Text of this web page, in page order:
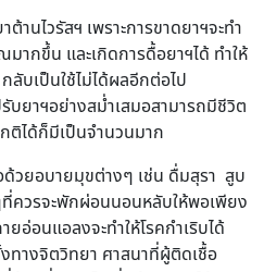
านไวรัสฯ เพราะการขาดยาฯจะทำ
มากขึ้น และเกิดการดื้อยาฯได้ ทำให้
ลับเป็นใช้ไม่ได้ผลอีกต่อไป
บยาฯอย่างสม่ำเสมอสามารถมีชีวิต
ติได้ก็มีเป็นจำนวนมาก
ด้วยอบายมุขต่างๆ เช่น ดื่มสุรา สูบ
ควรจะพักผ่อนนอนหลับให้พอเพียง
อ่อนแอลงจะทำให้โรคกำเริบได้
ทางจิตวิทยา ศาสนาที่ผู้ติดเชื้อ